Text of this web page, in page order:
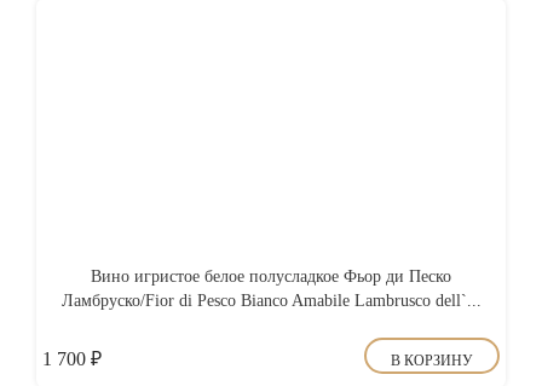
Вино игристое белое полусладкое Фьор ди Песко
Ламбруско/Fior di Pesco Bianco Amabile Lambrusco dell`...
1 700 ₽ В КОРЗИНУ